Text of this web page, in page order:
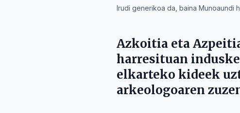
Irudi generikoa da, baina Munoaundi
Azkoitia eta
harresituan
elkarteko kideek
arkeologoaren